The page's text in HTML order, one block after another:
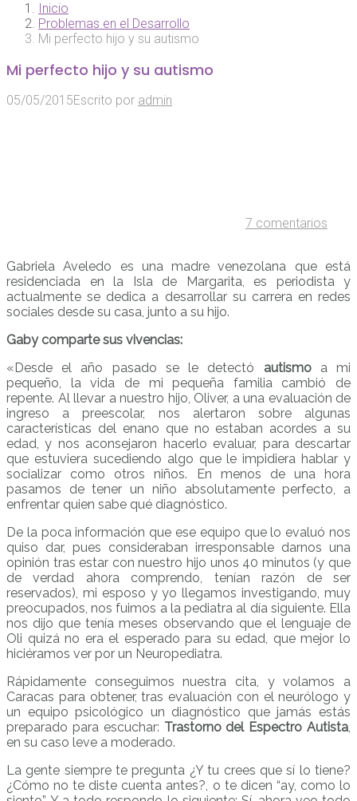
Inicio
Problemas en el Desarrollo
Mi perfecto hijo y su autismo
Mi perfecto hijo y su autismo
05/05/2015Escrito por admin
7 comentarios
Gabriela Aveledo es una madre venezolana que está
residenciada en la Isla de Margarita, es periodista y
actualmente se dedica a desarrollar su carrera en redes
sociales desde su casa, junto a su hijo.
Gaby comparte sus vivencias:
«Desde el año pasado se le detectó autismoa mi
pequeño, la vida de mi pequeña familia cambió de
repente. Al llevar a nuestro hijo, Oliver, a una evaluación de
ingreso a preescolar, nos alertaron sobre algunas
características del enano que no estaban acordes a su
edad, y nos aconsejaron hacerlo evaluar, para descartar
que estuviera sucediendo algo que le impidiera hablar y
socializar como otros niños. En menos de una hora
pasamos de tener un niño absolutamente perfecto, a
enfrentar quien sabe qué diagnóstico.
De la poca información que ese equipo que lo evaluó nos
quiso dar, pues consideraban irresponsable darnos una
opinión tras estar con nuestro hijo unos 40 minutos (y que
de verdad ahora comprendo, tenían razón de ser
reservados), mi esposo y yo llegamos investigando, muy
preocupados, nos fuimos a la pediatra al día siguiente. Ella
nos dijo que tenía meses observando que el lenguaje de
Oli quizá no era el esperado para su edad, que mejor lo
hiciéramos ver por un Neuropediatra.
Rápidamente conseguimos nuestra cita, y volamos a
Caracas para obtener, tras evaluación con el neurólogo y
un equipo psicológico un diagnóstico que jamás estás
preparado para escuchar: Trastorno del Espectro Autista,
en su caso leve a moderado.
La gente siempre te pregunta ¿Y tu crees que sí lo tiene?
¿Cómo no te diste cuenta antes?, o te dicen “ay, como lo